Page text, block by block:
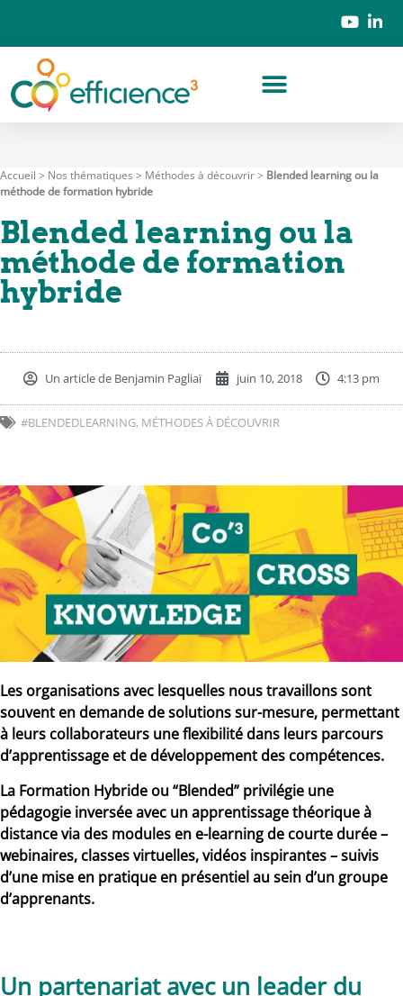
Accueil > Nos thématiques > Méthodes à découvrir> Blended learning ou la
méthode de formation hybride
Blended learning ou la
méthode de formation
hybride
Un article de Benjamin Pagliaï juin 10, 2018 4:13 pm
#BLENDEDLEARNING, MÉTHODES À DÉCOUVRIR
Les organisations avec lesquelles nous travaillons sont
souvent en demande de solutions sur-mesure, permettant
à leurs collaborateurs une flexibilité dans leurs parcours
d’apprentissage et de développement des compétences.
La Formation Hybride ou “Blended” privilégie une
pédagogie inversée avec un apprentissage théorique à
distance via des modules en e-learning de courte durée –
webinaires, classes virtuelles, vidéos inspirantes – suivis
d’une mise en pratique en présentiel au sein d’un groupe
d’apprenants.
Un partenariat avec un leader du